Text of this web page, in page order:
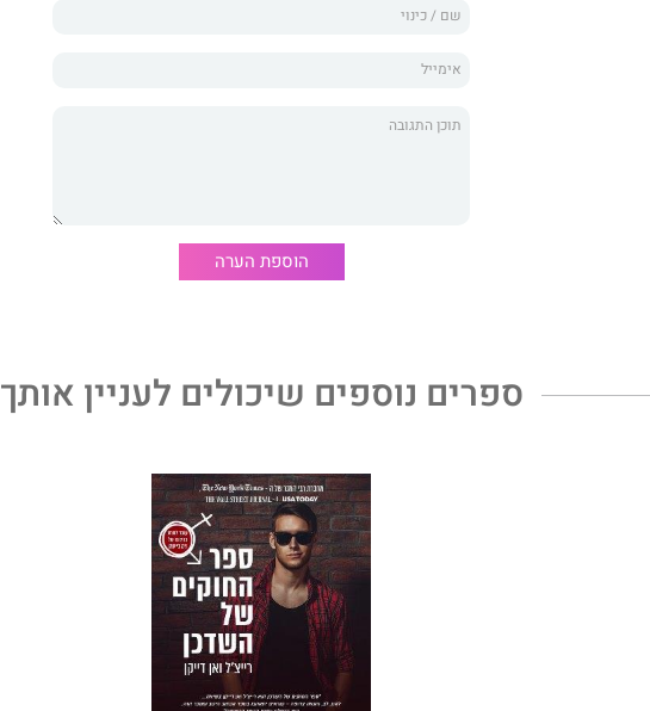
"מעריצים של ואן דייקן לא יתאכזבו, ימצאו דמויות גדולות מהחיים, דיאלוגים לא
המזכירה את פגמליון של ג'ורג' שו."
Emma Hart,
The Christian Grey Fan Page
לעולם אל תתאהב בלקוחה.
אחרי תאונה מחסלת קריירה, שחקן הפוטבול לשעבר, איאן האנטר, חוזר לקמפוס –
והוא מוכן להתחיל במשחק החדש שלו. כאחד מהמוחות הבולטים מאחורי טייסי
משנה בע"מ, שירות הכרויות סודי ומצליח, העובר מפה לאוזן. הוא מקדיש את
כישוריו המרובים בכל הקשור בנשים, לתמיכה בשבורי הלב, נשים וגברים כאחד. אך
כשבלייק אולסון מבקשת את שירותי החברה, איאן מבין שנחתה עליו הלקוחה הכי
הוספת הערה
ספרים נוספים שיכולים לעניין אותך